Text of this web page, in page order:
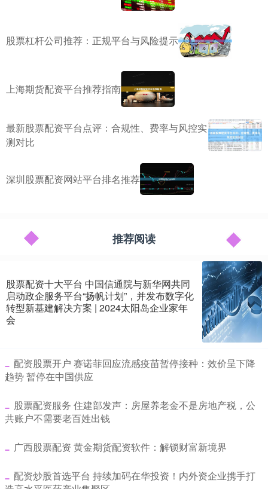
股票杠杆公司推荐：正规平台与风险提示
上海期货配资平台推荐指南
最新股票配资平台点评：合规性、费率与风控实
测对比
深圳股票配资网站平台排名推荐
推荐阅读
股票配资十大平台 中国信通院与新华网共同
启动政企服务平台“扬帆计划”，并发布数字化
转型新基建解决方案 | 2024太阳岛企业家年
会
​配资股票开户 赛诺菲回应流感疫苗暂停接种：效价呈下降
趋势 暂停在中国供应
​股票配资服务 住建部发声：房屋养老金不是房地产税，公
共账户不需要老百姓出钱
​广西股票配资 黄金期货配资软件：解锁财富新境界
​配资炒股首选平台 持续加码在华投资！内外资企业携手打